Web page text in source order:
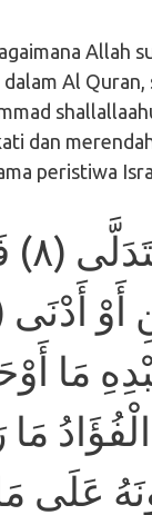
Allah
dalam Al
dan
peristiwa
عَلَى مَا